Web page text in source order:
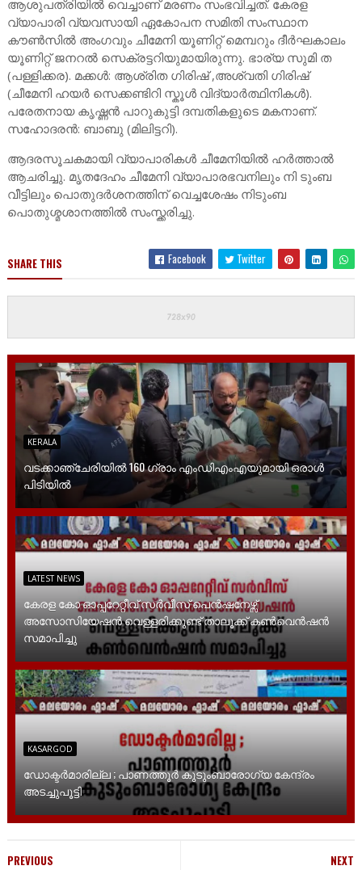
ആശുപത്രിയിൽ വെച്ചാണ് മരണം സംഭവിച്ചത്. കേരള
വ്യാപാരി വ്യവസായി ഏകോപന സമിതി സംസ്ഥാന
കൗൺസിൽ അംഗവും ചീമേനി യൂണിറ്റ് മെമ്പറും ദീർഘകാലം
യൂണിറ്റ് ജനറൽ സെക്രട്ടറിയുമായിരുന്നു. ഭാര്യ സുമി ത
(പള്ളിക്കര). മക്കൾ: ആശ്രിത ഗിരിഷ് ,അശ്വതി ഗിരിഷ്
(ചീമേനി ഹയർ സെക്കണ്ടിറി സ്കൂൾ വിദ്യാർത്ഥിനികൾ).
പരേതനായ കൃഷ്ണൻ പാറുകുട്ടി ദമ്പതികളുടെ മകനാണ്.
സഹോദരൻ: ബാബു (മിലിട്ടറി).
ആദരസൂചകമായി വ്യാപാരികൾ ചീമേനിയിൽ ഹർത്താൽ
ആചരിച്ചു. മൃതദേഹം ചീമേനി വ്യാപാരഭവനിലും നി ടുംബ
വീട്ടിലും പൊതുദർശനത്തിന് വെച്ചശേഷം നിടുംബ
പൊതുശ്മശാനത്തിൽ സംസ്ക്കരിച്ചു.
SHARE THIS Facebook Twitter
KERALA
വടക്കാഞ്ചേരിയിൽ 160 ഗ്രാം എംഡിഎംഎയുമായി ഒരാൾ
പിടിയിൽ
LATEST NEWS
കേരള കോ ഓപ്പറേറ്റീവ് സർവീസ് പെൻഷനേഴ്സ്
അസോസിയേഷൻ വെള്ളരിക്കുണ്ട് താലൂക്ക് കൺവെൻഷൻ
സമാപിച്ചു
KASARGOD
ഡോക്ടർമാരില്ല ; പാണത്തൂർ കുടുംബാരോഗ്യ കേന്ദ്രം
അടച്ചുപൂട്ടി
NEXT
PREVIOUS